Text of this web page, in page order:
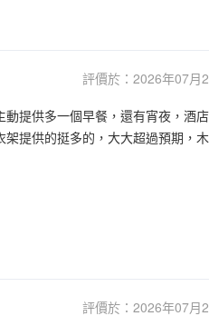
評價於：2026年07月
提供多一個早餐，還有宵夜，酒
提供的挺多的，大大超過預期，
評價於：2026年07月